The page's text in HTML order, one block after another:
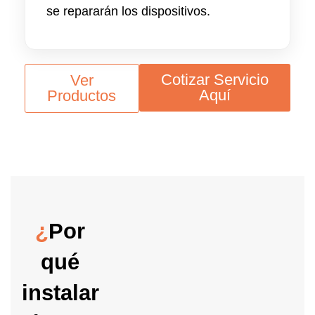
se repararán los dispositivos.
Ver
Productos
Cotizar Servicio
Aquí
¿Por
qué
instalar